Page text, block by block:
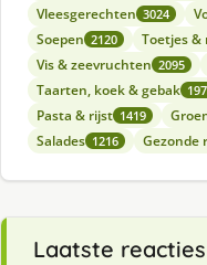
Vleesgerechten 3024
Soepen 2120 Toetjes &
Vis & zeevruchten 2095
Taarten, koek & gebak
Pasta & rijst 1419
Salades 1216 Gezonde
Laatste reacties